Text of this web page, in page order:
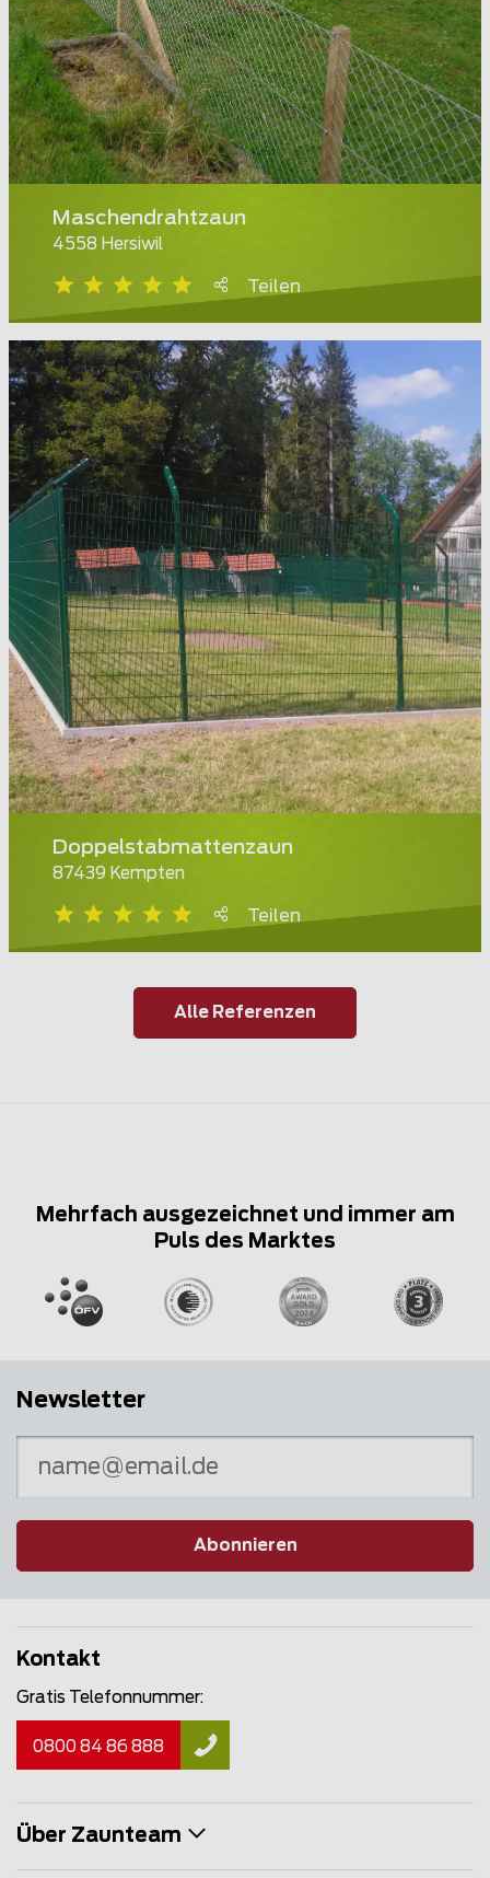
Maschendrahtzaun
4558 Hersiwil
Teilen
Doppelstabmattenzaun
87439 Kempten
Teilen
Alle Referenzen
Mehrfach ausgezeichnet und immer am
Puls des Marktes
Newsletter
Abonnieren
Kontakt
Gratis Telefonnummer:
0800 84 86 888
Über Zaunteam